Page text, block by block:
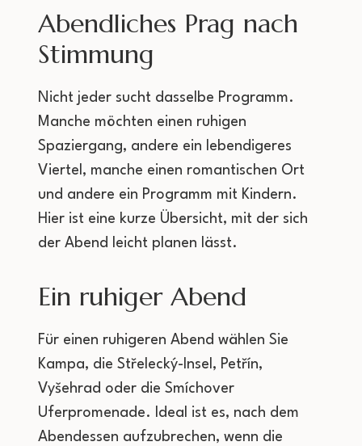
Abendliches Prag nach
Stimmung
Nicht jeder sucht dasselbe Programm.
Manche möchten einen ruhigen
Spaziergang, andere ein lebendigeres
Viertel, manche einen romantischen Ort
und andere ein Programm mit Kindern.
Hier ist eine kurze Übersicht, mit der sich
der Abend leicht planen lässt.
Ein ruhiger Abend
Für einen ruhigeren Abend wählen Sie
Kampa, die Střelecký-Insel, Petřín,
Vyšehrad oder die Smíchover
Uferpromenade. Ideal ist es, nach dem
Abendessen aufzubrechen, wenn die